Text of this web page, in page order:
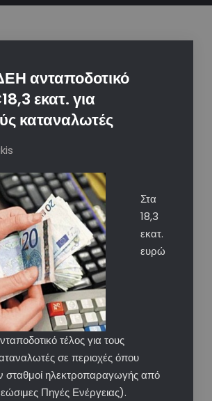
ανταποδοτικό
εκατ. για
καταναλωτές
Στα
18,3
εκατ.
ευρώ
τέλος για τους
σε περιοχές όπου
σταθμοί ηλεκτροπαραγωγής από
Πηγές Ενέργειας).